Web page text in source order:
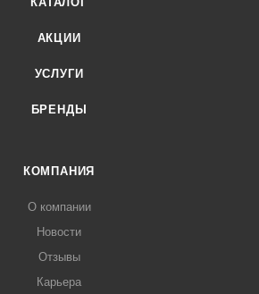
АКЦИИ
УСЛУГИ
БРЕНДЫ
КОМПАНИЯ
О компании
Новости
Отзывы
Карьера